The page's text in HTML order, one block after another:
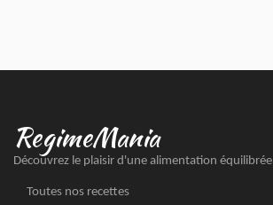
RegimeMania
Découvrez le plaisir d'une alimentation équilibrée
Toutes nos recettes